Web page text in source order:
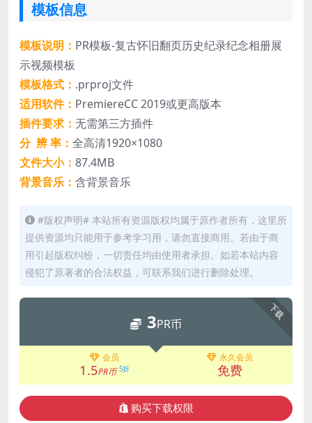
模板信息
模板说明： PR模板-复古怀旧翻页历史纪录纪念相册展
示视频模板
模板格式： .prproj文件
适用软件： PremiereCC 2019或更高版本
插件要求： 无需第三方插件
分 辨 率： 全高清1920×1080
文件大小： 87.4MB
背景音乐： 含背景音乐
#版权声明# 本站所有资源版权均属于原作者所有，这里所
提供资源均只能用于参考学习用，请勿直接商用。若由于商
用引起版权纠纷，一切责任均由使用者承担。如若本站内容
侵犯了原著者的合法权益，可联系我们进行删除处理。
下载
3PR币
会员
1.5PR币 5折
永久会员
免费
购买下载权限